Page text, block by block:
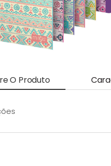
O Produto